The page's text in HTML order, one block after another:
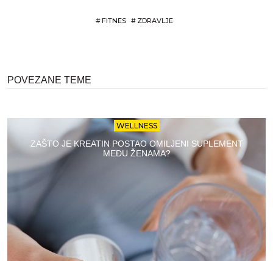
#FITNES # ZDRAVLJE
POVEZANE TEME
WELLNESS
ZAŠTO JE KREATIN POSTAO OMILJENI SUPLEMENT
MEĐU ŽENAMA?